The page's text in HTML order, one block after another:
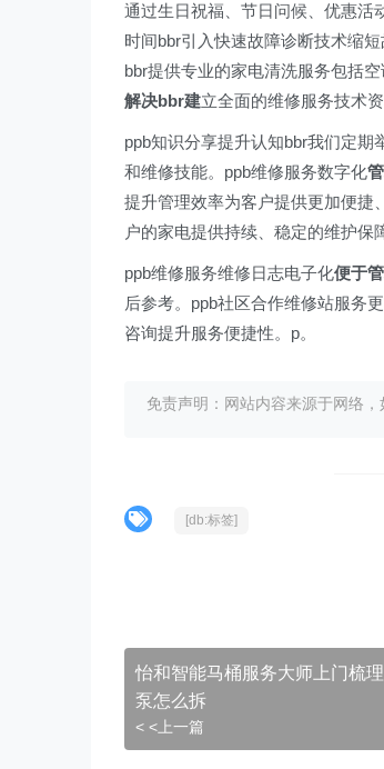
通过生日祝福、节日问候、优惠活
时间bbr引入快速故障诊断技术缩
bbr提供专业的家电清洗服务包括
解决bbr建立全面的维修服务技术
ppb知识分享提升认知bbr我们定
和维修技能。ppb维修服务数字化
提升管理效率为客户提供更加便捷
户的家电提供持续、稳定的维护保
ppb维修服务维修日志电子化便于
后参考。ppb社区合作维修站服务
咨询提升服务便捷性。p。
免责声明：网站内容来源于网络
[db:标签]
怡和智能马桶服务大师上门梳
泵怎么拆
< <上一篇